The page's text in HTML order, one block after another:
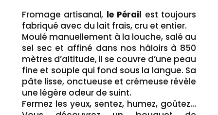
Fromage artisanal, le Pérail est toujours
fabriqué avec du lait frais, cru et entier.
Moulé manuellement à la louche, salé au
sel sec et affiné dans nos hâloirs à 850
mètres d’altitude, il se couvre d’une peau
fine et souple qui fond sous la langue. Sa
pâte lisse, onctueuse et crémeuse révèle
une légère odeur de suint.
Fermez les yeux, sentez, humez, goûtez…